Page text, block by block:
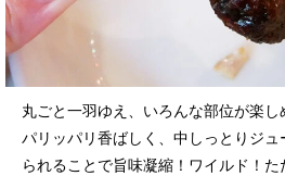
丸ごと一羽ゆえ、いろんな部位が楽
パリッパリ香ばしく、中しっとりジ
られることで旨味凝縮！ワイルド！た